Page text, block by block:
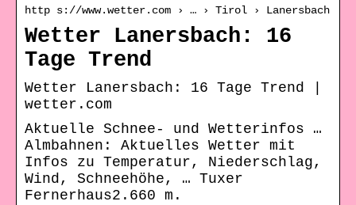
http s://www.wetter.com › … › Tirol › Lanersbach
Wetter Lanersbach: 16
Tage Trend
Wetter Lanersbach: 16 Tage Trend |
wetter.com
Aktuelle Schnee- und Wetterinfos …
Almbahnen: Aktuelles Wetter mit
Infos zu Temperatur, Niederschlag,
Wind, Schneehöhe, … Tuxer
Fernerhaus2.660 m.